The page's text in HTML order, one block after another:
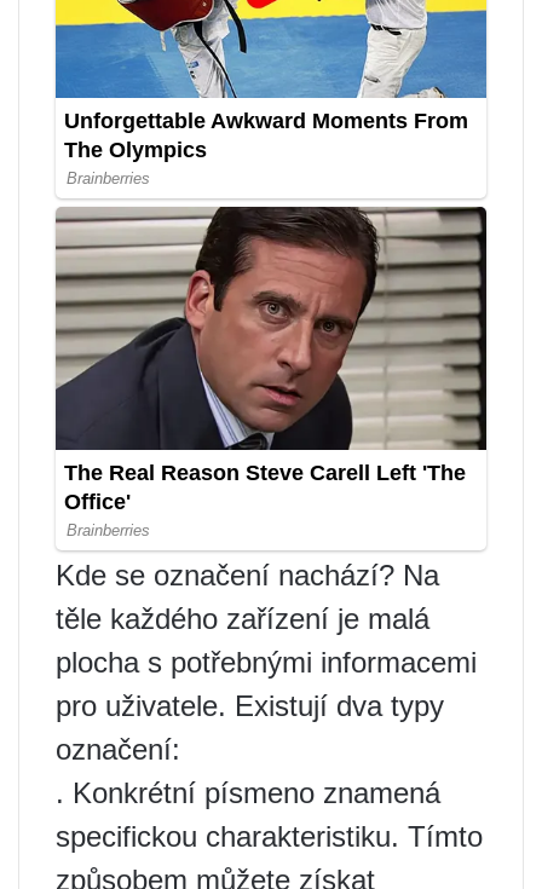
Kde se označení nachází? Na
těle každého zařízení je malá
plocha s potřebnými informacemi
pro uživatele. Existují dva typy
označení:
. Konkrétní písmeno znamená
specifickou charakteristiku. Tímto
způsobem můžete získat